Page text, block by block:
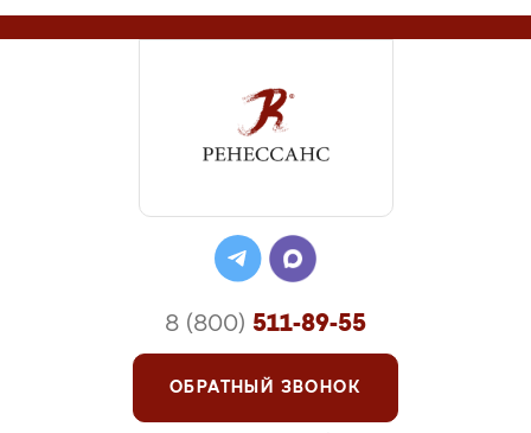
8 (800) 511-89-55
ОБРАТНЫЙ ЗВОНОК